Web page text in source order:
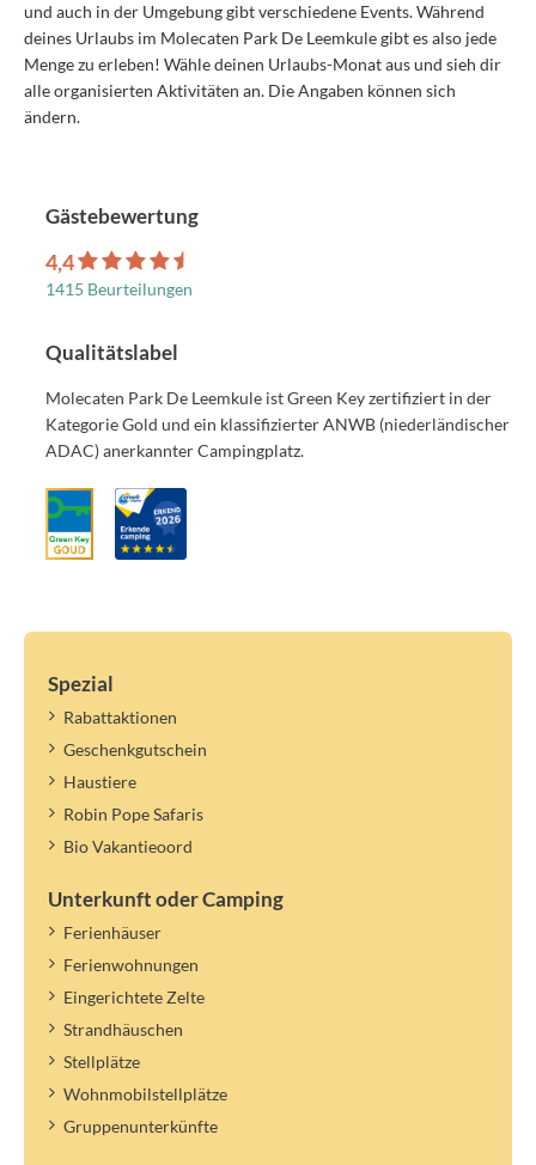
und auch in der Umgebung gibt verschiedene Events. Während
deines Urlaubs im Molecaten Park De Leemkule gibt es also jede
Menge zu erleben! Wähle deinen Urlaubs-Monat aus und sieh dir
alle organisierten Aktivitäten an. Die Angaben können sich
ändern.
Gästebewertung
4,4
1415 Beurteilungen
Qualitätslabel
Molecaten Park De Leemkule ist Green Key zertifiziert in der
Kategorie Gold und ein klassifizierter ANWB (niederländischer
ADAC) anerkannter Campingplatz.
Spezial
Rabattaktionen
Geschenkgutschein
Haustiere
Robin Pope Safaris
Bio Vakantieoord
Unterkunft oder Camping
Ferienhäuser
Ferienwohnungen
Eingerichtete Zelte
Strandhäuschen
Stellplätze
Wohnmobilstellplätze
Gruppenunterkünfte